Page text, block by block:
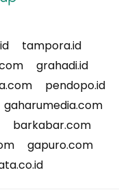
tampora.id
grahadi.id
pendopo.id
gaharumedia.com
barkabar.com
gapuro.com